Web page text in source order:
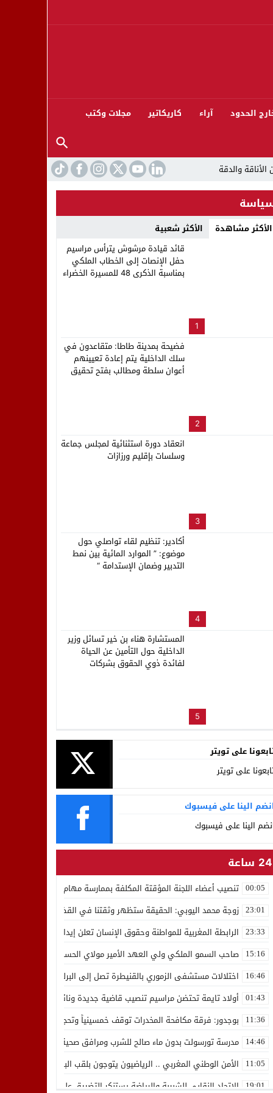
الحدود آراء كاريكاتير مجلات وكتب
بنزاهة النهائي
الأكثر مشاهدة الأكثر شعبية
1
قائد قيادة مرشوش يترأس مراسيم
حفل الإنصات إلى الخطاب الملكي
بمناسبة الذكرى 48 للمسيرة الخضراء
2
فضيحة بمدينة طاطا: متقاعدون في
سلك الداخلية يتم إعادة تعيينهم
أعوان سلطة ومطالب بفتح تحقيق
3
انعقاد دورة استثنائية لمجلس جماعة
وسلسات بإقليم ورزازات
4
أكادير: تنظيم لقاء تواصلي حول
موضوع: ” الموارد المائية بين نمط
التدبير وضمان الإستدامة “
5
المستشارة هناء بن خير تسائل وزير
الداخلية حول التأمين عن الحياة
لفائدة ذوي الحقوق بشركات
على تويتر
على تويتر
الينا على فيسبوك
الينا على فيسبوك
24 ساعة
00:05 تنصيب أعضاء اللجنة المؤقتة المكلفة بممارسة مهام المجلس الوطني
23:01 زوجة محمد اليوبي: الحقيقة ستظهر وثقتنا في القضاء ثابتة
23:33 الرابطة المغربية للمواطنة وحقوق الإنسان تعلن إيداع رئيسها
15:16 صاحب السمو الملكي ولي العهد الأمير مولاي الحسن يدشن “برج
16:46 اختلالات مستشفى الزموري بالقنيطرة تصل إلى البرلمان واستقالة
01:43 أولاد تايمة تحتضن مراسيم تنصيب قاضية جديدة ونائب لوكيل الملك
11:36 بوجدور: فرقة مكافحة المخدرات توقف خمسينياً وتحجز 10 كيلوغرامات من الشيرا
14:46 مدرسة تورسولت بدون ماء صالح للشرب ومرافق صحية في وضعية
11:05 الأمن الوطني المغربي .. الرياضيون يتوجون بلقب البطولة العربية
19:01 الاتحاد النقابي للشبيبة والرياضة يستنكر التضييق على الموظفين